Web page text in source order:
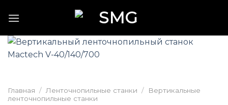
Главная / Ленточнопильные станки /
Вертикальные
ленточнопильные станки